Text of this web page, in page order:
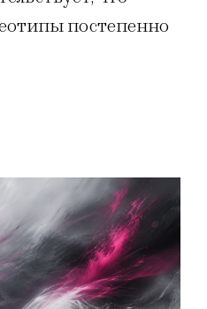
постепенно